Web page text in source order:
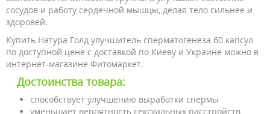
сосудов и работу сердечной мышцы, делая тело сильнее и
здоровей.
Купить Натура Голд улучшитель сперматогенеза 60 капсул
по доступной цене с доставкой по Киеву и Украине можно в
интернет-магазине Фитомаркет.
Достоинства товара:
способствует улучшению выработки спермы
уменьшает вероятность сексуальных расстройств